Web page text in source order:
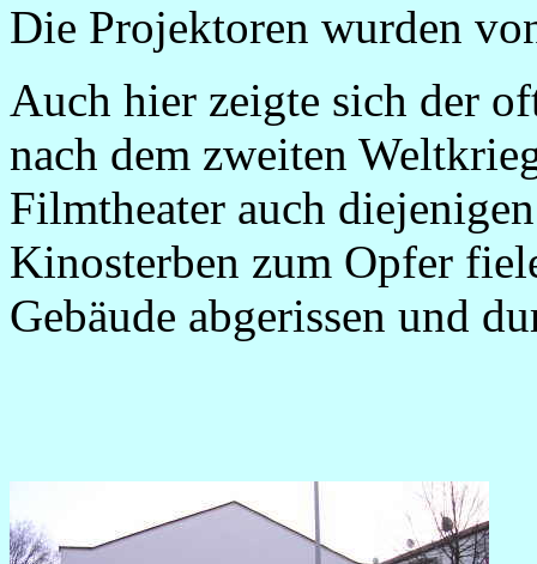
Die Projektoren wurden
Auch hier zeigte sich der
nach dem zweiten
Filmtheater auch
Kinosterben zum Opfer
Gebäude abgerissen und